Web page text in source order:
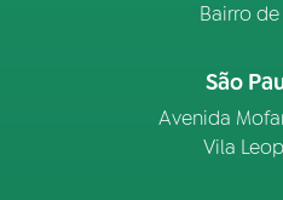
Bairro
São
Avenida
Vila